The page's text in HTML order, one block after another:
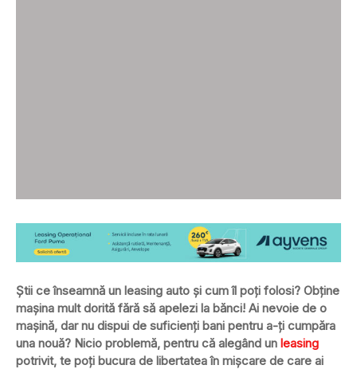
Știi ce înseamnă un leasing auto și cum îl poți folosi? Obține
mașina mult dorită fără să apelezi la bănci! Ai nevoie de o
mașină, dar nu dispui de suficienți bani pentru a-ți cumpăra
una nouă? Nicio problemă, pentru că alegând un leasing
potrivit, te poți bucura de libertatea în mișcare de care ai